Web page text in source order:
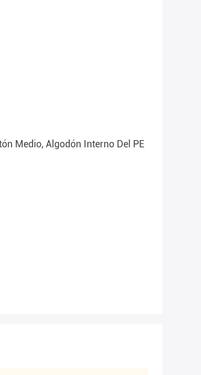
Medio, Algodón Interno Del PE